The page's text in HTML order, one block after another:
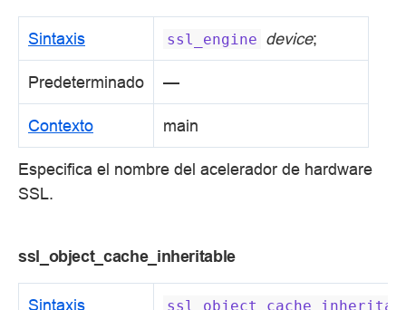
Sintaxis ssl_engine device;
Predeterminado —
Contexto main
Especifica el nombre del acelerador de hardware
SSL.
ssl_object_cache_inheritable
Sintaxis